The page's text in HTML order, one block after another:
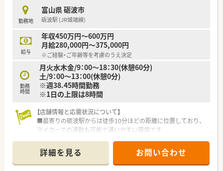
■子育てと仕事を両立しているママさん薬剤師が多く在籍して
おり、時短勤務制度などを活用しながら無理なく活躍されていま
す
■調剤未経験やブランクがある状態で入社した方も、充実した教
育制度と周囲のサポートにより、現場で即戦力として活躍中です
■地域密着型の薬局で患者様とじっくり向き合いたいという志
向を持ち、丁寧なコミュニケーションを大切にする方が評価され
ています
【こんな方にオススメ】
■土日の休みを確保し、残業の少ない環境でワークライフバラン
■総合病院門前で多様な処方箋に触れ、薬剤師としてのスキルア
ップを目指しながら安定した企業で長く働きたい方にお勧めで
す
■子育てへの理解がある職場や、福利厚生が充実している企業を
探しており、将来的なライフイベントにも備えたい方にぴったり
です
勤務地
富山県 砺波市
砺波駅 (JR城端線)
給与
年収450万円～600万円
月給280,000円～375,000円
※ご経験・ご年齢等を考慮のうえ決定
勤務
時間
月火水木金/9：00～18：30(休憩60分)
土/9：00～13：00(休憩0分)
※週38.45時間勤務
※1日の上限は8時間
【店舗情報と応需状況について】
■最寄りの砺波駅からは徒歩10分ほどの距離に位置しており、
マイカーでの通勤も可能で通いやすい環境です
しており、幅広い知識を習得できます
■常勤の薬剤師3名と事務員3名が在籍しており、互いに連携を
取りながらスムーズに業務を行っています
詳細を見る お問い合わせ